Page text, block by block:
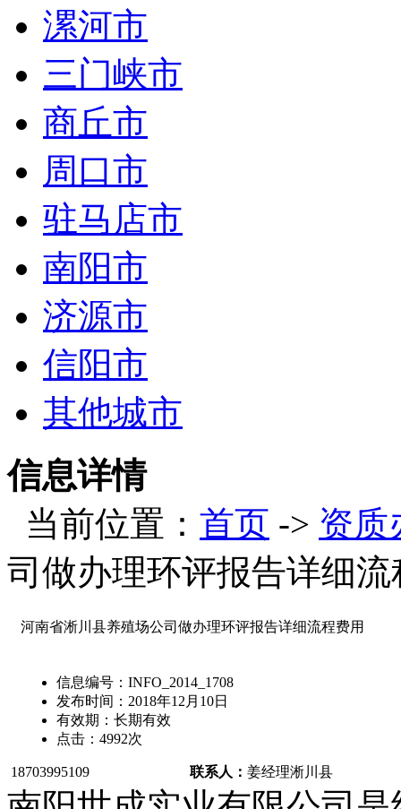
漯河市
三门峡市
商丘市
周口市
驻马店市
南阳市
济源市
信阳市
其他城市
信息详情
当前位置： 首页 -> 资质
司做办理环评报告详细流
河南省淅川县养殖场公司做办理环评报告详细流程费用
信息编号： INFO_2014_1708
发布时间： 2018年12月10日
有效期： 长期有效
点击： 4992次
18703995109 联系人： 姜经理淅川县